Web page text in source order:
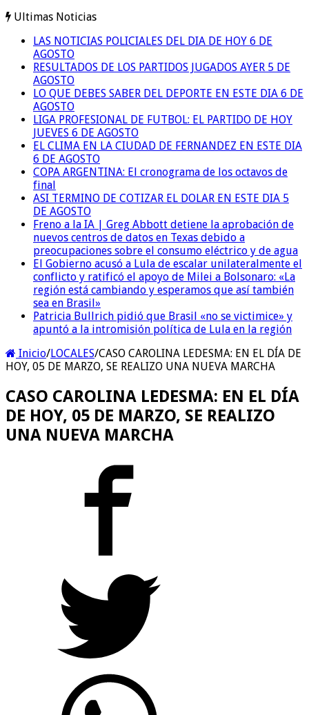
Ultimas Noticias
LAS NOTICIAS POLICIALES DEL DIA DE HOY 6 DE
AGOSTO
RESULTADOS DE LOS PARTIDOS JUGADOS AYER 5 DE
AGOSTO
LO QUE DEBES SABER DEL DEPORTE EN ESTE DIA 6 DE
AGOSTO
LIGA PROFESIONAL DE FUTBOL: EL PARTIDO DE HOY
JUEVES 6 DE AGOSTO
EL CLIMA EN LA CIUDAD DE FERNANDEZ EN ESTE DIA
6 DE AGOSTO
COPA ARGENTINA: El cronograma de los octavos de
final
ASI TERMINO DE COTIZAR EL DOLAR EN ESTE DIA 5
DE AGOSTO
Freno a la IA | Greg Abbott detiene la aprobación de
nuevos centros de datos en Texas debido a
preocupaciones sobre el consumo eléctrico y de agua
El Gobierno acusó a Lula de escalar unilateralmente el
conflicto y ratificó el apoyo de Milei a Bolsonaro: «La
región está cambiando y esperamos que así también
sea en Brasil»
Patricia Bullrich pidió que Brasil «no se victimice» y
apuntó a la intromisión política de Lula en la región
Inicio/LOCALES/CASO CAROLINA LEDESMA: EN EL DÍA DE
HOY, 05 DE MARZO, SE REALIZO UNA NUEVA MARCHA
CASO CAROLINA LEDESMA: EN EL DÍA
DE HOY, 05 DE MARZO, SE REALIZO
UNA NUEVA MARCHA